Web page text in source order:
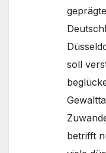
soll
betrifft